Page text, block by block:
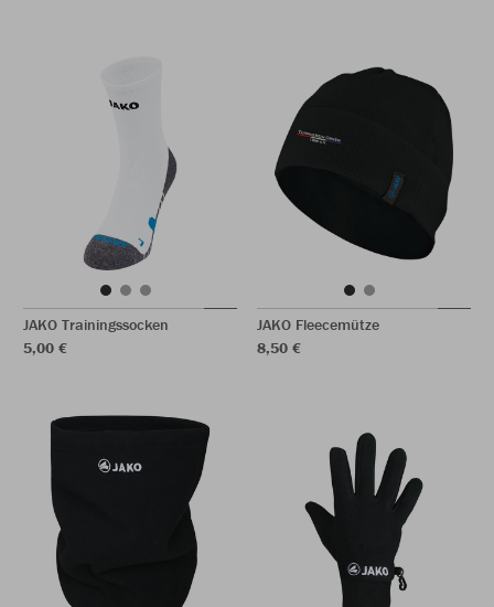
JAKO Trainingssocken
5,00 €
JAKO Fleecemütze
8,50 €